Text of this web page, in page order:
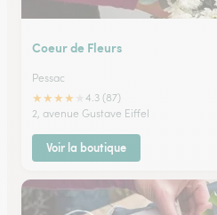
Coeur de Fleurs
Pessac
★★★★
4.3 (87)
2, avenue Gustave Eiffel
Voir la boutique